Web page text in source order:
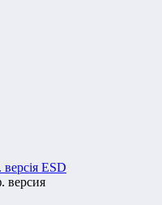
ESD
версия